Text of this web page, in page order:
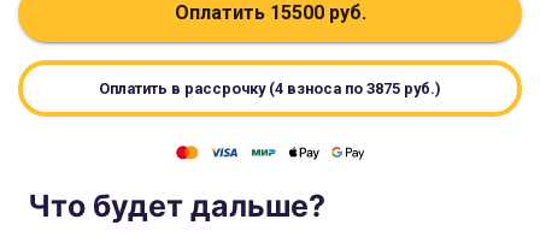
Оплатить 15500руб.
Оплатить в рассрочку (4 взноса по 3875 руб.)
Что будет дальше?